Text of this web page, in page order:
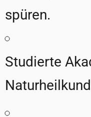
spüren.
Studierte